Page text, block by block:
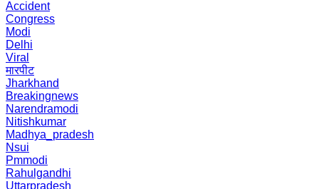
Accident
Congress
Modi
Delhi
Viral
मारपीट
Jharkhand
Breakingnews
Narendramodi
Nitishkumar
Madhya_pradesh
Nsui
Pmmodi
Rahulgandhi
Uttarpradesh